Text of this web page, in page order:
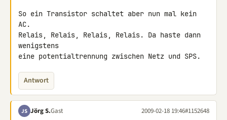
So ein Transistor schaltet aber nun mal kein
AC.
Relais, Relais, Relais, Relais. Da haste dann
wenigstens
eine potentialtrennung zwischen Netz und SPS.
Antwort
JS Jörg S.Gast 2009-02-18 19:46#1152648